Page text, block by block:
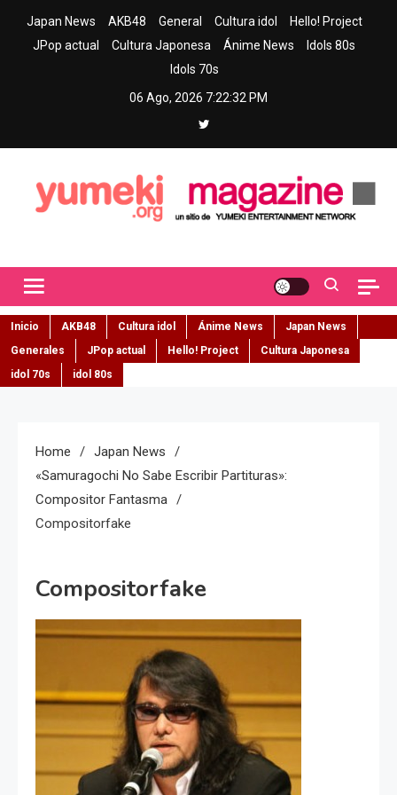
Japan News AKB48 General Cultura idol
Hello! Project
JPop actual
Cultura Japonesa Ánime News
Idols 80s
Idols 70s
06 Ago, 2026 7:22:33 PM
Inicio AKB48 Cultura idol Ánime News
Japan News
Generales
JPop actual Hello! Project
Cultura Japonesa
idol 70s
idol 80s
Home
Japan News
«Samuragochi No Sabe Escribir Partituras»:
Compositor Fantasma
Compositorfake
Compositorfake